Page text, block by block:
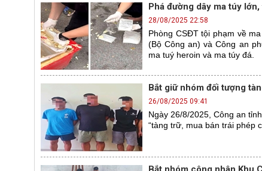
Phá đường dây ma túy
28/08/2025 22:58
Phòng CSĐT tội phạm về
(Bộ Công an) và Công an
ma tuý heroin và ma túy đá.
Bắt giữ nhóm đối tượng
26/08/2025 09:41
Ngày 26/8/2025, Công an
“tàng trữ, mua bán trái phép